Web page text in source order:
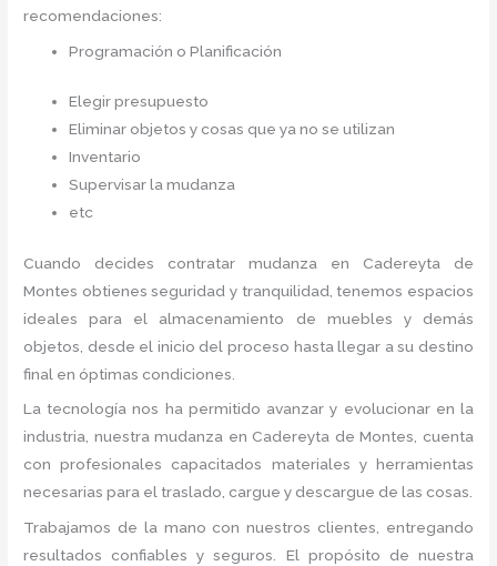
recomendaciones:
Programación o Planificación
Elegir presupuesto
Eliminar objetos y cosas que ya no se utilizan
Inventario
Supervisar la mudanza
etc
Cuando decides contratar mudanza en Cadereyta de
Montes obtienes seguridad y tranquilidad, tenemos espacios
ideales para el almacenamiento de muebles y demás
objetos, desde el inicio del proceso hasta llegar a su destino
final en óptimas condiciones.
La tecnología nos ha permitido avanzar y evolucionar en la
industria, nuestra mudanza en Cadereyta de Montes, cuenta
con profesionales capacitados materiales y herramientas
necesarias para el traslado, cargue y descargue de las cosas.
Trabajamos de la mano con nuestros clientes, entregando
resultados confiables y seguros. El propósito de nuestra